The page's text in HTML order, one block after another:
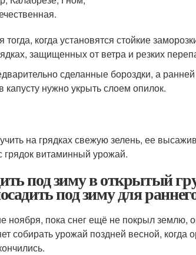
когда установятся стойкие
защищенных от ветра и резких
сделанные бороздки, а
нужно укрыть слоем опилок.
на грядках свежую зелень, ее
грядок витаминный урожай.
под зиму в открытый
под зиму для
ноября, пока снег ещё не покрыл
собирать урожай поздней весной, когда